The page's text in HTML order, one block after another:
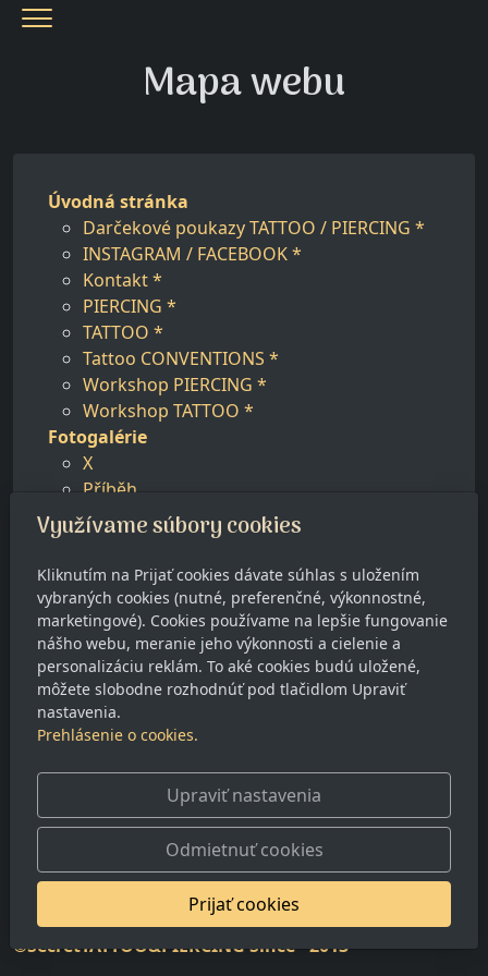
Menu
Mapa webu
Úvodná stránka
Darčekové poukazy TATTOO / PIERCING *
INSTAGRAM / FACEBOOK *
Kontakt *
PIERCING *
TATTOO *
Tattoo CONVENTIONS *
Workshop PIERCING *
Workshop TATTOO *
Fotogalérie
X
Příběh
Stiahnuť
SecretTATTOO&PIERCING
Mapa webu
Vyhľadávanie
©SecretTATTOO&PIERCING Since *2013*
Využívame súbory cookies
Kliknutím na Prijať cookies dávate súhlas s uložením
vybraných cookies (nutné, preferenčné, výkonnostné,
marketingové). Cookies používame na lepšie fungovanie
nášho webu, meranie jeho výkonnosti a cielenie a
personalizáciu reklám. To aké cookies budú uložené,
môžete slobodne rozhodnúť pod tlačidlom Upraviť
nastavenia.
Prehlásenie o cookies.
Upraviť nastavenia
Odmietnuť cookies
Prijať cookies